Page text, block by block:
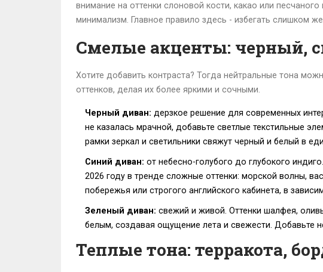
внимание на оттенки слоновой кости, какао или
минимализм. Главное правило здесь - избегать слишком
Смелые акценты: черный,
Хотите добавить контраста? Тогда нейтральные тона
оттенков, делая их более яркими и сочными.
Черный диван: дерзкое решение для современных
не казалась мрачной, добавьте светлые текстильные
рамки зеркал и светильники свяжут черный и белый в
Синий диван: от небесно-голубого до глубокого
2026 году в тренде сложные оттенки: морской волны,
побережья или строгого английского кабинета, в
Зеленый диван: свежий и живой. Оттенки шалфея,
белым, создавая ощущение лета и свежести. Добавьте
Теплые тона: терракота,